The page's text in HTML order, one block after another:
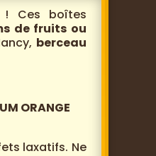
! Ces boîtes
de fruits ou
berceau
ORANGE
laxatifs. Ne